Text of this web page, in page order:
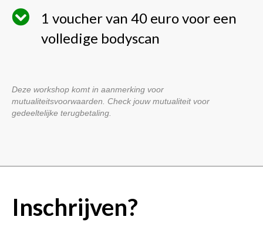
1 voucher van 40 euro voor een
volledige bodyscan
Deze workshop komt in aanmerking voor
mutualiteitsvoorwaarden. Check jouw mutualiteit voor
gedeeltelijke terugbetaling.
Inschrijven?